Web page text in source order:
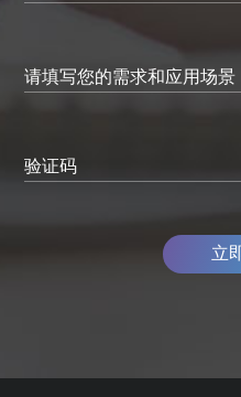
请填写您的需求和应用场景
验证码
立